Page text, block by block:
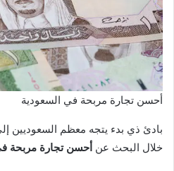
أحسن تجارة مربحة في السعودية
بادئ ذي بدء يتجه معظم السعوديين
خلال البحث عن أحسن تجارة مربحة